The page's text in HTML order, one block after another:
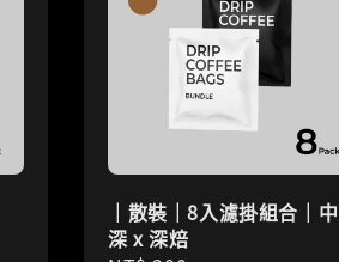
｜散裝｜8入濾掛組合｜中
深 x 深焙